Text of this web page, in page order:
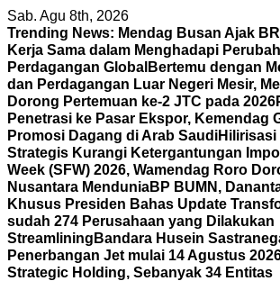
Skip
to
content
Sab. Agu 8th, 2026
Trending News: Mendag Busan Ajak
Kerja Sama dalam Menghadapi
Perdagangan Global Bertemu dengan
dan Perdagangan Luar Negeri Mesir,
Dorong Pertemuan ke-2 JTC pada 2026
Penetrasi ke Pasar Ekspor, Kemendag
Promosi Dagang di Arab Saudi
Strategis Kurangi Ketergantungan
Week (SFW) 2026, Wamendag Roro
Nusantara MenduniaBP BUMN,
Khusus Presiden Bahas Update
sudah 274 Perusahaan yang Dilakukan
Streamlining Bandara Husein
Penerbangan Jet mulai 14 Agustus
Strategic Holding, Sebanyak 34 Entitas